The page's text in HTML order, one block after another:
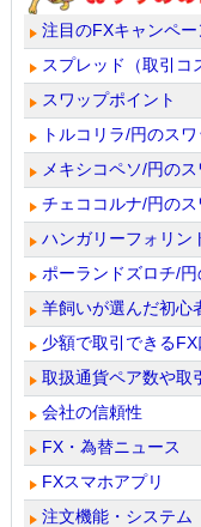
注目のFXキャンペー
スプレッド（取引コ
スワップポイント
トルコリラ/円のス
メキシコペソ/円の
チェココルナ/円の
ハンガリーフォリン
ポーランドズロチ/
羊飼いが選んだ初心
少額で取引できるFX
取扱通貨ペア数や取
会社の信頼性
FX・為替ニュース
FXスマホアプリ
注文機能・システム